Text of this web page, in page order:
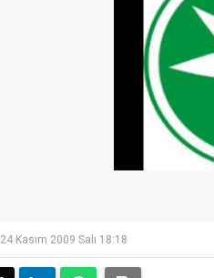
24 Kasım 2009 Salı 18:18